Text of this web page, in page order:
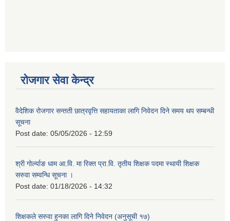
रोजगार सेवा केन्द्र
वैदेशिक रोजगार सन्तती छात्रवृत्ति सहायताका लागि निवेदन दिने समय थप सम्बन्धी
सूचना
Post date: 05/05/2026 - 12:59
श्री गोर्ल्याङ धाम आ.वि. मा रिक्त प्रा.वि. तृतीय शिक्षक पदमा स्थायी शिक्षक
सरुवा सम्वन्धि सूचना ।
Post date: 01/18/2026 - 14:32
शिक्षकले सरुवा हुनका लागि दिने निवेदन (अनुसूची १७)